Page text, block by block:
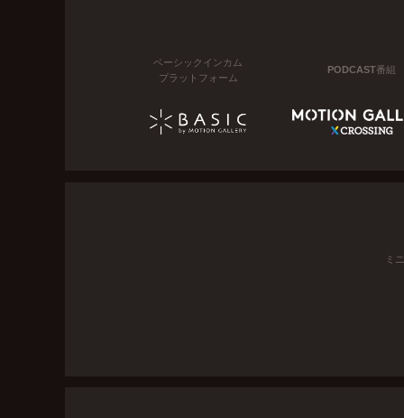
ベーシックインカム
プラットフォーム
PODCAST番組
ミ